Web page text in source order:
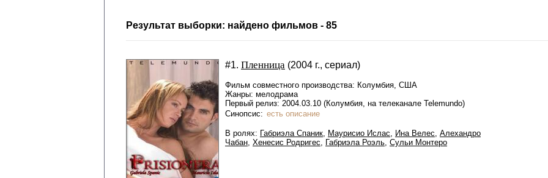
Результат выборки: найдено фильмов - 85
#1. Пленница (2004 г., сериал)
Фильм совместного производства: Колумбия, США
Жанры: мелодрама
Первый релиз: 2004.03.10 (Колумбия, на телеканале Telemundo)
Синопсис: есть описание
В ролях: Габриэла Спаник, Маурисио Ислас, Ина Велес, Алехандро
Чабан, Хенесис Родригес, Габриэла Роэль, Сульи Монтеро